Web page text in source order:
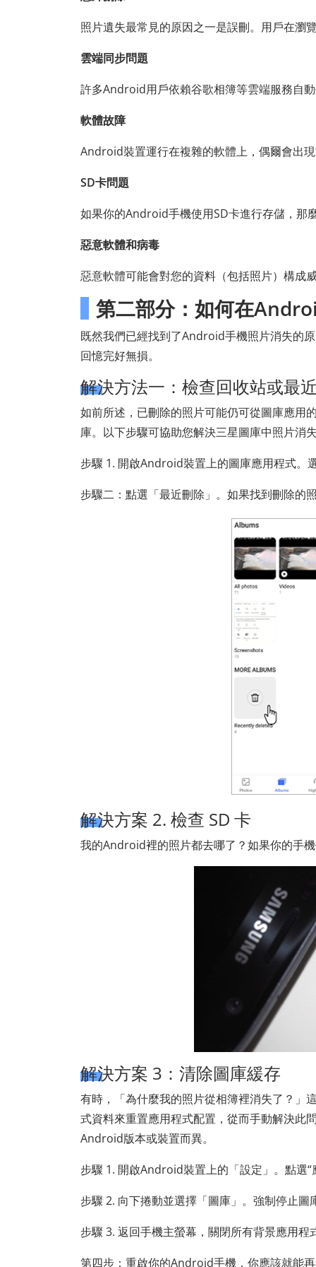
照片遺失最常見的原因之一是誤刪。用戶在瀏
雲端同步問題
許多Android用戶依賴谷歌相簿等雲端服務自
軟體故障
Android裝置運行在複雜的軟體上，偶爾會出
SD卡問題
如果你的Android手機使用SD卡進行存儲，那
惡意軟體和病毒
惡意軟體可能會對您的資料（包括照片）構成
第二部分：如何在
既然我們已經找到了Android手機照片消失的
回憶完好無損。
解決方法一：檢查回收站或最
如前所述，已刪除的照片可能仍可從圖庫應用
庫。以下步驟可協助您解決三星圖庫中照片消
步驟 1. 開啟Android裝置上的圖庫應用程式。
步驟二：點選「最近刪除」。如果找到刪除的
解決方案 2. 檢查 SD 卡
我的Android裡的照片都去哪了？如果你的手
解決方案 3：清除圖庫緩存
有時，「為什麼我的照片從相簿裡消失了？」
式資料來重置應用程式配置，從而手動解決此
Android版本或裝置而異。
步驟 1. 開啟Android裝置上的「設定」。點選“
步驟 2. 向下捲動並選擇「圖庫」。強制停止
步驟 3. 返回手機主螢幕，關閉所有背景應用程
第四步：重啟你的Android手機，你應該就能